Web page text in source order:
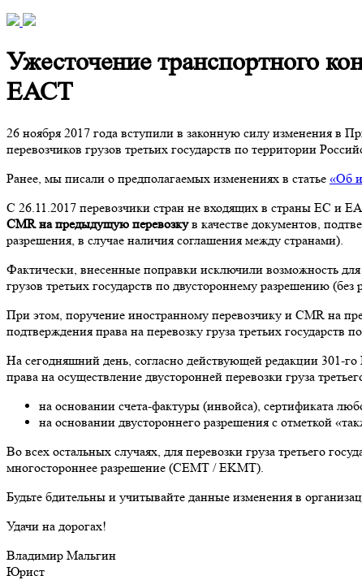
Ужесточение транспортного
ЕАСТ
26 ноября 2017 года вступили в законную силу изменения в
перевозчиков грузов третьих государств по территории
Ранее, мы писали о предполагаемых изменениях в статье «Об
С 26.11.2017 перевозчики стран не входящих в страны ЕС
CMR на предыдущую перевозкув качестве документов,
разрешения, в случае наличия соглашения между странами).
Фактически, внесенные поправки исключили возможность
грузов третьих государств по двустороннему разрешению (без
При этом, поручение иностранному перевозчику и CMR на
подтверждения права на перевозку груза третьих государств
На сегодняшний день, согласно действующей редакции 301-
права на осуществление двусторонней перевозки груза
на основании счета-фактуры (инвойса), сертификата
на основании двустороннего разрешения с отметкой
Во всех остальных случаях, для перевозки груза третьего
многостороннее разрешение (CEMT / EKMT).
Будьте бдительны и учитывайте данные изменения в
Удачи на дорогах!
Владимир Мальгин
Юрист